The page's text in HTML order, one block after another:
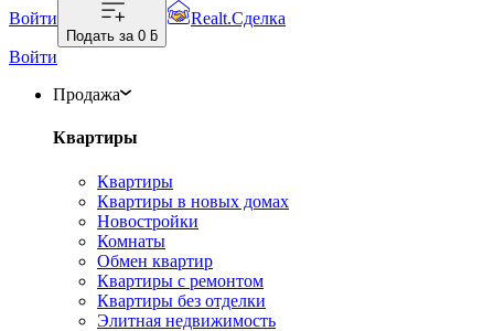
Войти
Подать за 0 ƃ
Realt.Сделка
Войти
Продажа
Квартиры
Квартиры
Квартиры в новых домах
Новостройки
Комнаты
Обмен квартир
Квартиры с ремонтом
Квартиры без отделки
Элитная недвижимость